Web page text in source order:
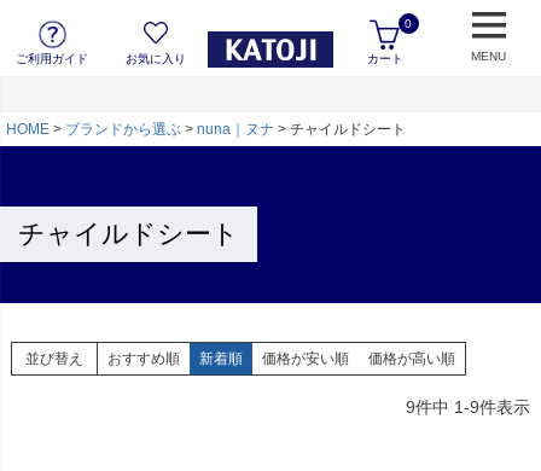
ご利用ガイド お気に入り カート
0
MENU
HOME ブランドから選ぶ nuna｜ヌナ チャイルドシート
チャイルドシート
並び替え おすすめ順 新着順 価格が安い順 価格が高い順
9件中 1-9件表示